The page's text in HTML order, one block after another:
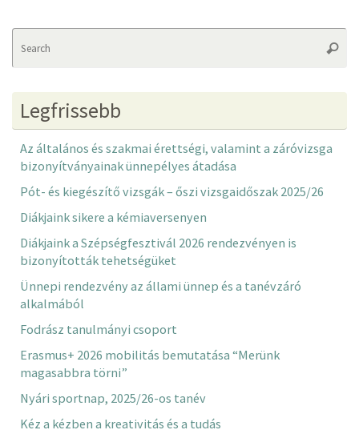
Legfrissebb
Az általános és szakmai érettségi, valamint a záróvizsga
bizonyítványainak ünnepélyes átadása
Pót- és kiegészítő vizsgák – őszi vizsgaidőszak 2025/26
Diákjaink sikere a kémiaversenyen
Diákjaink a Szépségfesztivál 2026 rendezvényen is
bizonyították tehetségüket
Ünnepi rendezvény az állami ünnep és a tanévzáró
alkalmából
Fodrász tanulmányi csoport
Erasmus+ 2026 mobilitás bemutatása “Merünk
magasabbra törni”
Nyári sportnap, 2025/26-os tanév
Kéz a kézben a kreativitás és a tudás